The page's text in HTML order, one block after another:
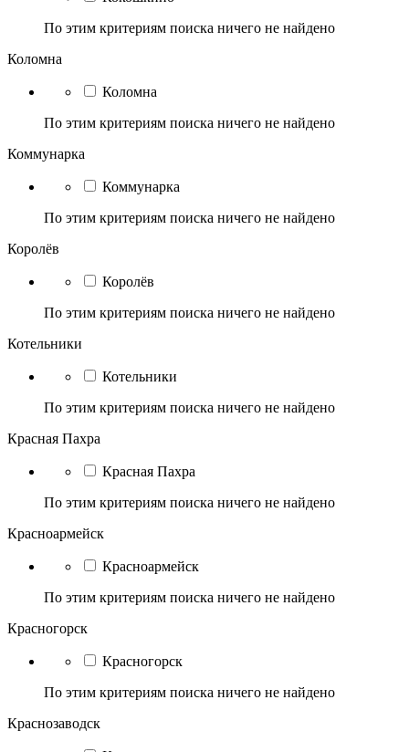
По этим критериям поиска ничего не найдено
Коломна
Коломна
По этим критериям поиска ничего не найдено
Коммунарка
Коммунарка
По этим критериям поиска ничего не найдено
Королёв
Королёв
По этим критериям поиска ничего не найдено
Котельники
Котельники
По этим критериям поиска ничего не найдено
Красная Пахра
Красная Пахра
По этим критериям поиска ничего не найдено
Красноармейск
Красноармейск
По этим критериям поиска ничего не найдено
Красногорск
Красногорск
По этим критериям поиска ничего не найдено
Краснозаводск